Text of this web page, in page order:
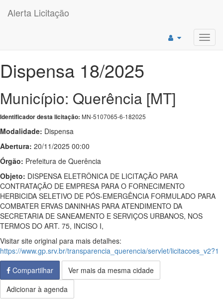
Alerta Licitação
Dispensa 18/2025
Município: Querência [MT]
Identificador desta licitação: MN-5107065-6-182025
Modalidade: Dispensa
Abertura: 20/11/2025 00:00
Órgão: Prefeitura de Querência
Objeto: DISPENSA ELETRÔNICA DE LICITAÇÃO PARA
CONTRATAÇÃO DE EMPRESA PARA O FORNECIMENTO
HERBICIDA SELETIVO DE PÓS-EMERGÊNCIA FORMULADO PARA
COMBATER ERVAS DANINHAS PARA ATENDIMENTO DA
SECRETARIA DE SANEAMENTO E SERVIÇOS URBANOS, NOS
TERMOS DO ART. 75, INCISO I,
Visitar site original para mais detalhes:
https://www.gp.srv.br/transparencia_querencia/servlet/licitacoes_v2?1
Compartilhar
Ver mais da mesma cidade
Adicionar à agenda